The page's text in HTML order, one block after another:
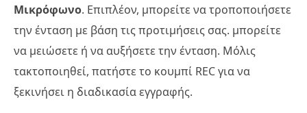
Μικρόφωνο. Επιπλέον, μπορείτε να τροποποιήσετε
την ένταση με βάση τις προτιμήσεις σας. μπορείτε
να μειώσετε ή να αυξήσετε την ένταση. Μόλις
τακτοποιηθεί, πατήστε το κουμπί REC για να
ξεκινήσει η διαδικασία εγγραφής.